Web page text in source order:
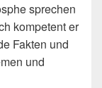
sprechen
kompetent er
Fakten und
und